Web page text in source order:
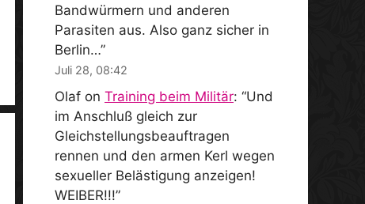
Bandwürmern und anderen
Parasiten aus. Also ganz sicher in
Berlin…”
Juli 28, 08:42
Olaf on Training beim Militär: “Und
im Anschluß gleich zur
Gleichstellungsbeauftragen
rennen und den armen Kerl wegen
sexueller Belästigung anzeigen!
WEIBER!!!”